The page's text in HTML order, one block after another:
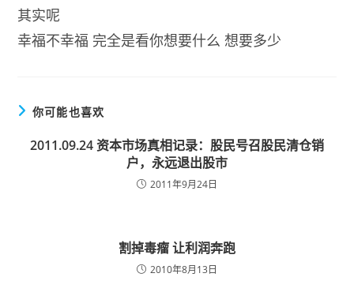
其实呢
幸福不幸福 完全是看你想要什么 想要多少
你可能也喜欢
2011.09.24 资本市场真相记录：股民号召股民清仓销
户，永远退出股市
2011年9月24日
割掉毒瘤 让利润奔跑
2010年8月13日